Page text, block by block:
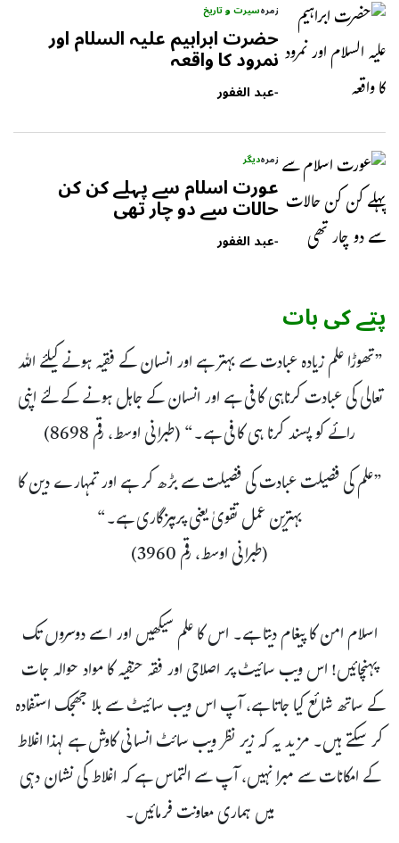
زمرہسیرت و تاریخ
حضرت ابراہیم علیہ السلام اور
نمرود کا واقعہ
-عبد الغفور
زمرہدیگر
عورت اسلام سے پہلے کن کن
حالات سے دو چار تھی
-عبد الغفور
پتے کی بات
”تھوڑا علم زیادہ عبادت سے بہتر ہے اور انسان کے فقیہ ہونے کیلئے اللہ
تعالی کی عبادت کرناہی کافی ہے اور انسان کے جاہل ہونے کے لئے اپنی
رائے کو پسند کرنا ہی کافی ہے۔“ (طبرانی اوسط، رقم 8698)
”علم کی فضیلت عبادت کی فضیلت سے بڑھ کر ہے اور تمہارے دین کا
بہترین عمل تقویٰ یعنی پرہیزگاری ہے۔“
(طبرانی اوسط، رقم 3960)
اسلام امن کا پیغام دیتا ہے۔ اس کا علم سیکھیں اور اسے دوسروں تک
پہنچائیں! اس ویب سائیٹ پر اصلاحی اور فقہ حنفیہ کا مواد حوالہ جات
کے ساتھ شائع کیا جاتا ہے، آپ اس ویب سائیٹ سے بلا جھجک استفادہ
کر سکتے ہیں۔ مزید یہ کہ زیر نظر ویب سائٹ انسانی کاوش ہے لہذا اغلاط
کے امکانات سے مبرا نہیں، آپ سے التماس ہے کہ اغلاط کی نشان دہی
میں ہماری معاونت فرمائیں۔